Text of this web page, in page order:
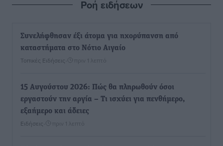
Ροή ειδήσεων
Συνελήφθησαν έξι άτομα για ηχορύπανση από
καταστήματα στο Νότιο Αιγαίο
Τοπικές Ειδήσεις πριν 1 λεπτό
15 Αυγούστου 2026: Πώς θα πληρωθούν όσοι
εργαστούν την αργία – Τι ισχύει για πενθήμερο,
εξαήμερο και άδειες
Ειδήσεις πριν 1 λεπτό